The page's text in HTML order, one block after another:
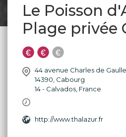
Le Poisson
Plage privée
44 avenue Charles de Gaulle
14390 Cabourg
14 - Calvados France
http://www.thalazur.fr